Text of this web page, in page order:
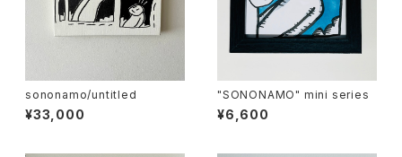
sononamo/untitled
¥33,000
"SONONAMO" mini series
¥6,600